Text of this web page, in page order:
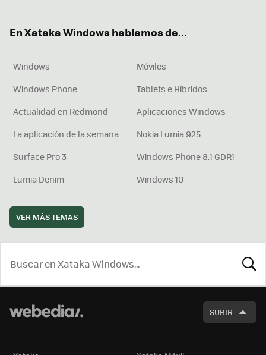
En Xataka Windows hablamos de...
Windows
Móviles
Windows Phone
Tablets e Híbridos
Actualidad en Redmond
Aplicaciones Windows
La aplicación de la semana
Nokia Lumia 925
Surface Pro 3
Windows Phone 8.1 GDR1
Lumia Denim
Windows 10
VER MÁS TEMAS
SUBIR